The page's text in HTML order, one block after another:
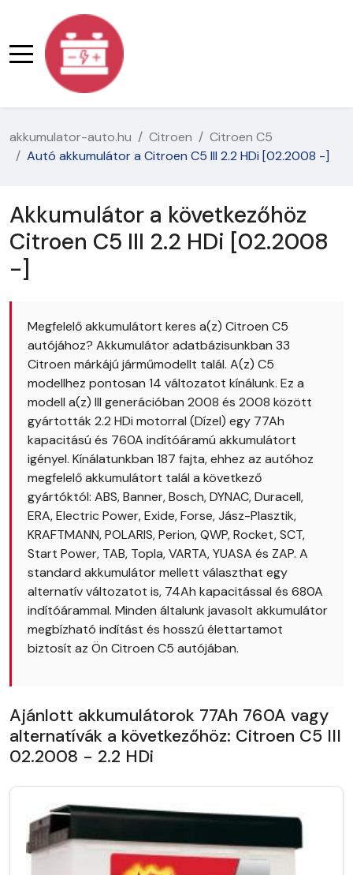
akkumulator-auto.hu Citroen
Citroen C5
Autó akkumulátor a Citroen C5 III 2.2 HDi [02.2008 -]
Akkumulátor a következőhöz
Citroen C5 III 2.2 HDi [02.2008
-]
Megfelelő akkumulátort keres a(z) Citroen C5
autójához? Akkumulátor adatbázisunkban 33
Citroen márkájú járműmodellt talál. A(z) C5
modellhez pontosan 14 változatot kínálunk. Ez a
modell a(z) III generációban 2008 és 2008 között
gyártották 2.2 HDi motorral (Dízel) egy 77Ah
kapacitású és 760A indítóáramú akkumulátort
igényel. Kínálatunkban 187 fajta, ehhez az autóhoz
megfelelő akkumulátort talál a következő
gyártóktól: ABS, Banner, Bosch, DYNAC, Duracell,
ERA, Electric Power, Exide, Forse, Jász-Plasztik,
KRAFTMANN, POLARIS, Perion, QWP, Rocket, SCT,
Start Power, TAB, Topla, VARTA, YUASA és ZAP. A
standard akkumulátor mellett választhat egy
alternatív változatot is, 74Ah kapacitással és 680A
indítóárammal. Minden általunk javasolt akkumulátor
megbízható indítást és hosszú élettartamot
biztosít az Ön Citroen C5 autójában.
Ajánlott akkumulátorok 77Ah 760A vagy
alternatívák a következőhöz: Citroen C5 III
02.2008 - 2.2 HDi